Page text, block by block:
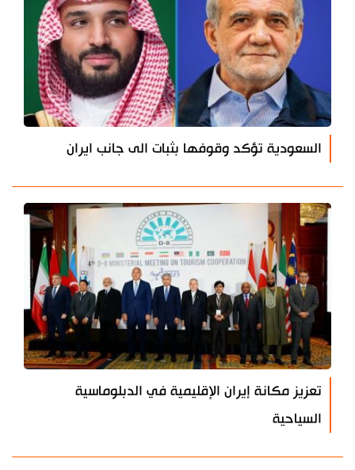
السعودية تؤكد وقوفها بثبات الى جانب ايران
تعزيز مكانة إيران الإقليمية في الدبلوماسية
السياحية